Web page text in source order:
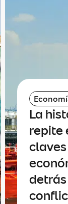
La
repite
claves